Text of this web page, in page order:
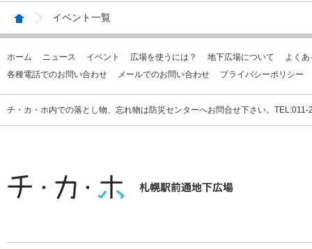
イベント一覧
ホーム ニュース イベント 広場を使うには？ 地下広場について
よく
各種電話でのお問い合わせ
メールでのお問い合わせ プライバシーポリシー
チ・カ・ホ内での落とし物、忘れ物は防災センターへお問合せ下さい。